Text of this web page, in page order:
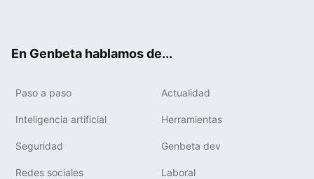
En Genbeta hablamos de...
Paso a paso Actualidad
Inteligencia artificial Herramientas
Seguridad Genbeta dev
Redes sociales Laboral